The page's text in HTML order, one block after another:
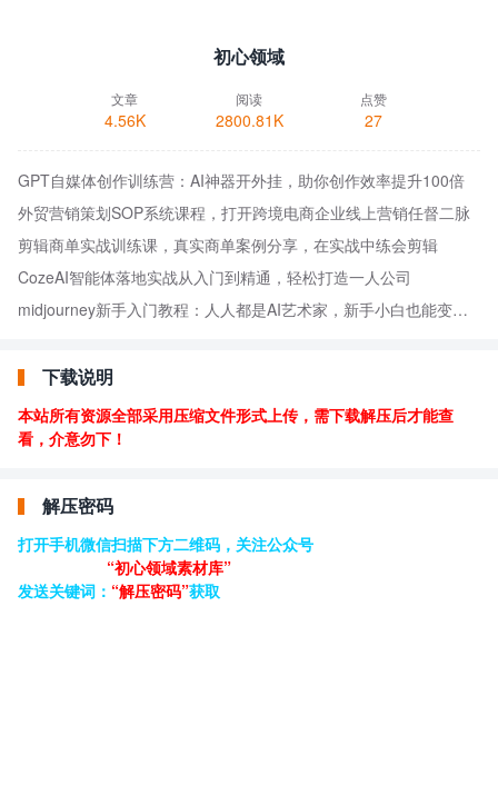
初心领域
文章
4.56K
阅读
2800.81K
点赞
27
GPT自媒体创作训练营：AI神器开外挂，助你创作效率提升100倍
外贸营销策划SOP系统课程，打开跨境电商企业线上营销任督二脉
剪辑商单实战训练课，真实商单案例分享，在实战中练会剪辑
CozeAI智能体落地实战从入门到精通，轻松打造一人公司
midjourney新手入门教程：人人都是AI艺术家，新手小白也能变身艺术大师
下载说明
本站所有资源全部采用压缩文件形式上传，需下载解压后才能查
看，介意勿下！
解压密码
打开手机微信扫描下方二维码，关注公众号
“初心领域素材库”
发送关键词： “解压密码”获取